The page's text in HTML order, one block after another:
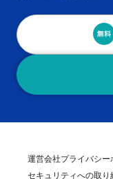
運営会社プライバシー
セキュリティへの取り